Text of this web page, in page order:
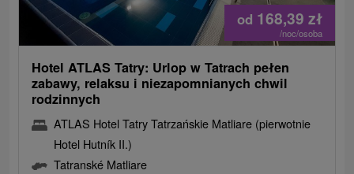
od 168,39 zł
/noc/osoba
Hotel ATLAS Tatry: Urlop w Tatrach pełen
zabawy, relaksu i niezapomnianych chwil
rodzinnych
ATLAS Hotel Tatry Tatrzańskie Matliare (pierwotnie
Hotel Hutník II.)
Tatranské Matliare